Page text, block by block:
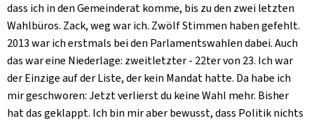
dass ich in den Gemeinderat komme, bis zu den zwei letzten
Wahlbüros. Zack, weg war ich. Zwölf Stimmen haben gefehlt.
2013 war ich erstmals bei den Parlamentswahlen dabei. Auch
das war eine Niederlage: zweitletzter - 22ter von 23. Ich war
der Einzige auf der Liste, der kein Mandat hatte. Da habe ich
mir geschworen: Jetzt verlierst du keine Wahl mehr. Bisher
hat das geklappt. Ich bin mir aber bewusst, dass Politik nichts